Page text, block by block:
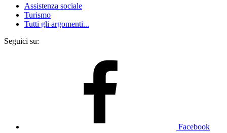
Assistenza sociale
Turismo
Tutti gli argomenti...
Seguici su:
Facebook